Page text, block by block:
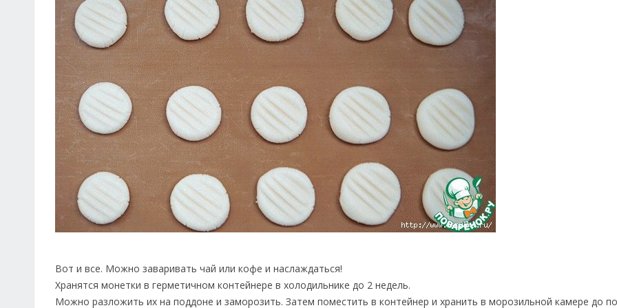
Вот и все. Можно заваривать чай или кофе и наслаждаться!
Хранятся монетки в герметичном контейнере в холодильнике до 2 недель.
Можно разложить их на поддоне и заморозить. Затем поместить в контейнер и хранить в морозильной камере до